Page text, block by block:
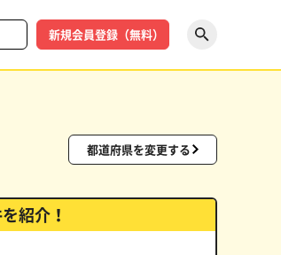
新規会員登録（無料）
都道府県を変更する
紹介！